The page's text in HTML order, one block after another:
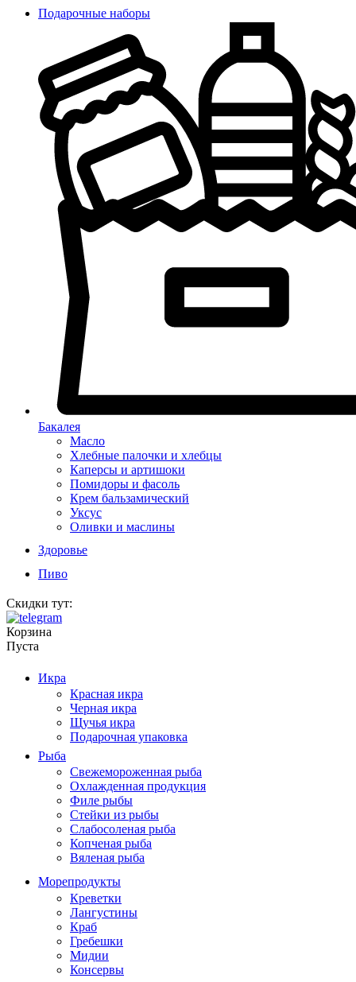
Подарочные наборы
Бакалея
Масло
Хлебные палочки и хлебцы
Каперсы и артишоки
Помидоры и фасоль
Крем бальзамический
Уксус
Оливки и маслины
Здоровье
Пиво
Скидки тут:
Корзина
Пуста
Икра
Красная икра
Черная икра
Щучья икра
Подарочная упаковка
Рыба
Свежемороженная рыба
Охлажденная продукция
Филе рыбы
Стейки из рыбы
Слабосоленая рыба
Копченая рыба
Вяленая рыба
Морепродукты
Креветки
Лангустины
Краб
Гребешки
Мидии
Консервы